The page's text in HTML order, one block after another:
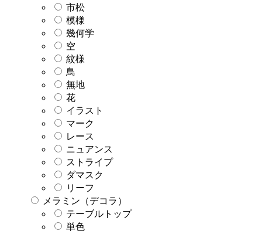
市松
模様
幾何学
空
紋様
鳥
無地
花
イラスト
マーク
レース
ニュアンス
ストライプ
ダマスク
リーフ
メラミン（デコラ）
テーブルトップ
単色